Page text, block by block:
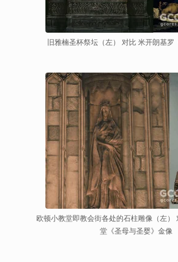
旧雅楠圣杯祭坛（左） 对比 米开朗基罗
欧顿小教堂即教会街各处的石柱雕像（左）
堂《圣母与圣婴》金像